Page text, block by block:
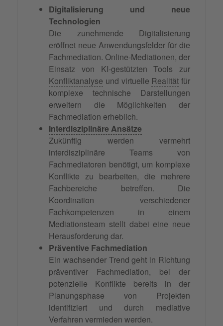
Digitalisierung und neue
Technologien
Die zunehmende Digitalisierung
eröffnet neue Anwendungsfelder für die
Fachmediation. Online-Mediationen, der
Einsatz von KI-gestützten Tools zur
Konfliktanalyse und virtuelle Realität für
komplexe technische Darstellungen
erweitern die Möglichkeiten der
Fachmediation erheblich.
Interdisziplinäre Ansätze
Zukünftig werden vermehrt
interdisziplinäre Teams von
Fachmediatoren benötigt, um komplexe
Konflikte zu bearbeiten, die mehrere
Fachbereiche betreffen. Die
Koordination verschiedener
Fachkompetenzen in einem
Mediationsteam stellt dabei eine neue
Herausforderung dar.
Präventive Fachmediation
Ein wachsender Trend geht in Richtung
präventiver Fachmediation, bei der
potenzielle Konflikte bereits in der
Planungsphase von Projekten
identifiziert und durch mediative
Verfahren vermieden werden.